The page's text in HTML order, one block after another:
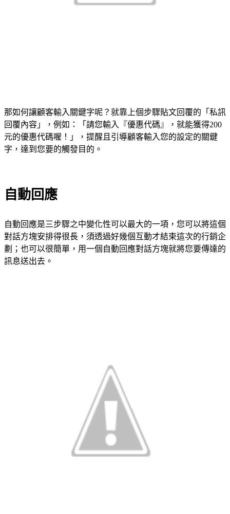
那如何讓顧客輸入關鍵字呢？就靠上個步驟貼文回覆的「私訊
回覆內容」，例如：「請您輸入『優惠代碼』，就能獲得200
元的優惠代碼喔！」，提醒且引導顧客輸入您的設定的關鍵
字，達到您要的觸發目的。
自動回應
自動回應是三步驟之中變化性可以最大的一項，您可以將這個
對話方塊安排得很長，須透過好幾個互動才結束這次的行銷企
劃；也可以很簡單，用一個自動回應對話方塊就將您要傳達的
訊息送出去。